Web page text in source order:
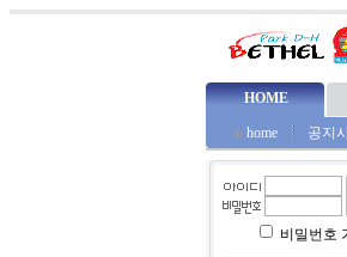
HOME
◈ home 공지
비밀번호